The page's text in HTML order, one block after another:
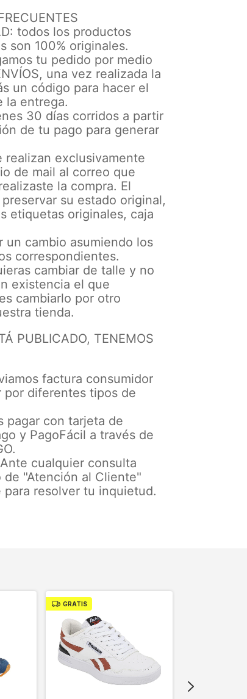
todos los productos
son 100% originales.
tu pedido por medio
una vez realizada la
un código para hacer el
la entrega.
30 días corridos a partir
de tu pago para generar
realizan exclusivamente
de mail al correo que
la compra. El
su estado original,
etiquetas originales, caja
un cambio asumiendo los
correspondientes.
cambiar de talle y no
existencia el que
cambiarlo por otro
tienda.
PUBLICADO, TENEMOS
factura consumidor
por diferentes tipos de
pagar con tarjeta de
y PagoFácil a través de
cualquier consulta
de "Atención al Cliente"
para resolver tu inquietud.
GRATIS